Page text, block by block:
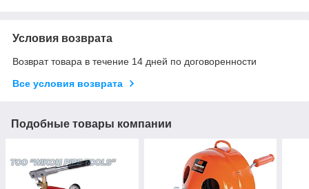
Условия возврата
Возврат товара в течение 14 дней по договоренности
Все условия возврата
Подобные товары компании